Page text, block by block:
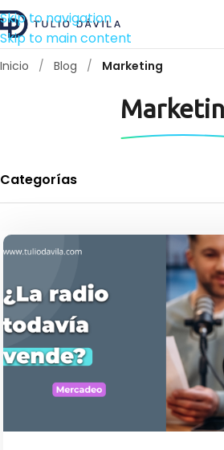
Skip to navigation
Skip to main content
Inicio / Blog / Marketing
Categorías